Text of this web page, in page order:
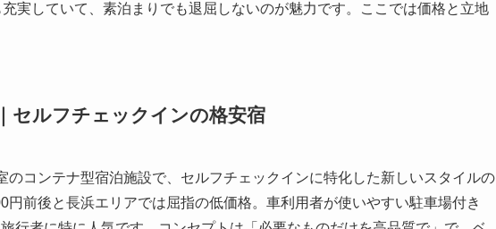
実していて、素泊まりでも退屈しないのが魅力です。ここでは価格と立地
セルフチェックインの格安宿
のコンテナ型宿泊施設で、セルフチェックインに特化した新しいスタイルの
円前後と長浜エリアでは屈指の低価格。車利用者が使いやすい駐車場付き